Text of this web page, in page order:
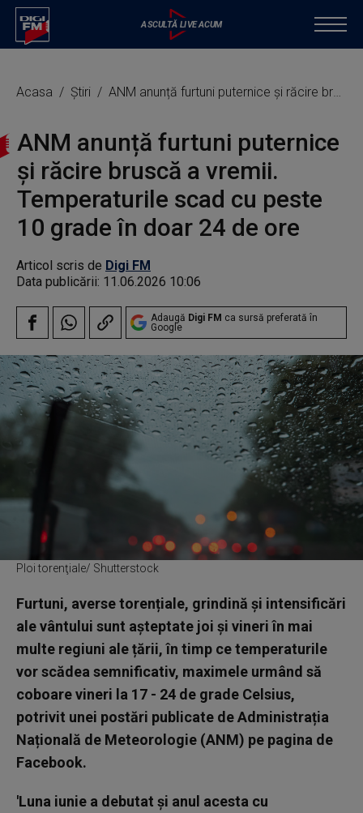
Acasa Știri ANM anunță furtuni puternice și răcire bruscă a vremii. Temperaturile scad cu peste 10 grade în doar 24 de ore
ANM anunță furtuni puternice
și răcire bruscă a vremii.
Temperaturile scad cu peste
10 grade în doar 24 de ore
Articol scris de Digi FM
Data publicării: 11.06.2026 10:06
Adaugă Digi FM ca sursă preferată în
Google
Ploi torenţiale/ Shutterstock
Furtuni, averse torențiale, grindină și intensificări
ale vântului sunt așteptate joi și vineri în mai
multe regiuni ale țării, în timp ce temperaturile
vor scădea semnificativ, maximele urmând să
coboare vineri la 17 - 24 de grade Celsius,
potrivit unei postări publicate de Administrația
Națională de Meteorologie (ANM) pe pagina de
Facebook.
'Luna iunie a debutat și anul acesta cu